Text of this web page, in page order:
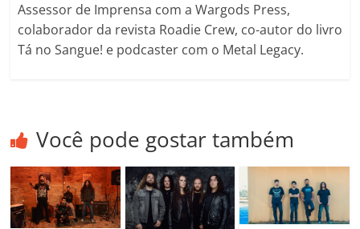
Assessor de Imprensa com a Wargods Press,
colaborador da revista Roadie Crew, co-autor do livro
Tá no Sangue! e podcaster com o Metal Legacy.
Você pode gostar também